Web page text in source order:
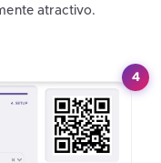
atractivo.
4